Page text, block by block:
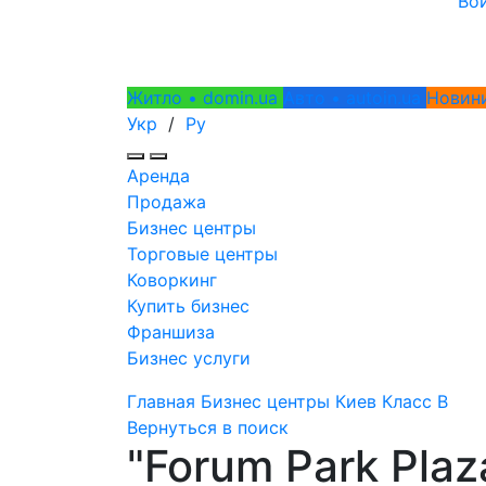
Житло • domin.ua Авто • autoin.ua
Укр / Ру
Аренда
Продажа
Бизнес центры
Торговые центры
Коворкинг
Купить бизнес
Франшиза
Бизнес услуги
Главная Бизнес центры Киев Класс B
Вернуться в поиск
"Forum Park